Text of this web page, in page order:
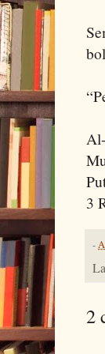
3
-
2